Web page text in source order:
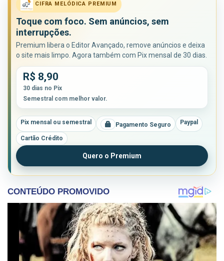
CIFRA MELÓDICA PREMIUM
Toque com foco. Sem anúncios, sem
interrupções.
Premium libera o Editor Avançado, remove anúncios e deixa
o site mais limpo. Agora também com Pix mensal de 30 dias.
R$ 8,90
30 dias no Pix
Semestral com melhor valor.
Pix mensal ou semestral Pagamento Seguro Paypal
Cartão Crédito
Quero o Premium